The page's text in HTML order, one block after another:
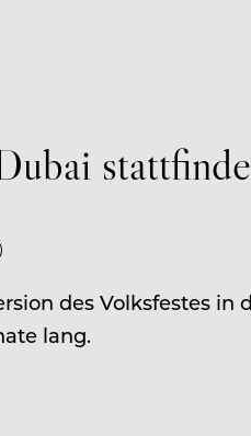
des Volksfestes
lang.